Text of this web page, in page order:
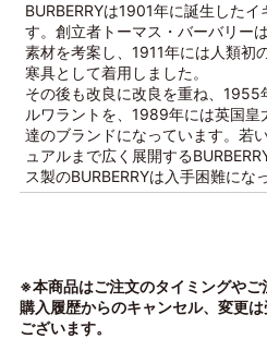
BURBERRYは1901年に誕生した
す。創立者トーマス・バーバリー
素材を考案し、1911年には人類初
寒具として着用しました。
その後も改良に改良を重ね、1955
ルワラントを、1989年には英国
達のブランドになっています。若
ュアルまで広く展開する
ス製のBURBERRYは入手困難にな
※本商品はご注文のタイミングやご
購入履歴からのキャンセル、変更
ございます。